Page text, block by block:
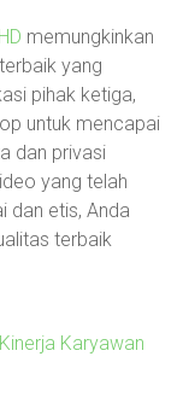
memungkinkan
yang
pihak ketiga,
untuk mencapai
dan privasi
yang telah
dan etis, Anda
terbaik
Karyawan